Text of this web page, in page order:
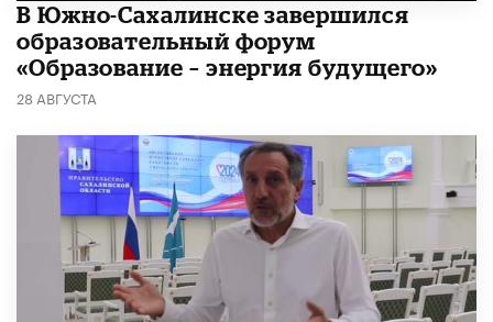
В Южно-Сахалинске завершился
образовательный форум
«Образование – энергия будущего»
28 АВГУСТА